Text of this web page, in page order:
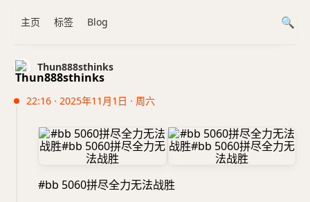
Thun888sthinks
22:16 · 2025年11月1日 · 周六
#bb 5060拼尽全力无法战胜
主页 标签 Blog